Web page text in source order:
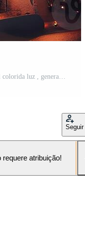
Seguir
requere atribuição!